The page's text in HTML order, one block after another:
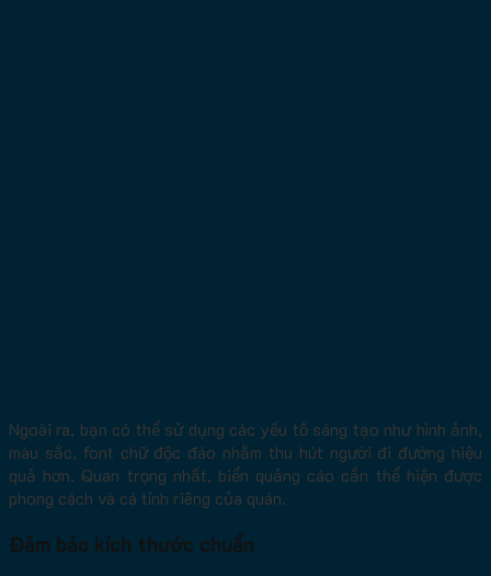
Ngoài ra, bạn có thể sử dụng các yếu tố sáng tạo như hình ảnh,
màu sắc, font chữ độc đáo nhằm thu hút người đi đường hiệu
quả hơn. Quan trọng nhất, biển quảng cáo cần thể hiện được
phong cách và cá tính riêng của quán.
Đảm bảo kích thước chuẩn